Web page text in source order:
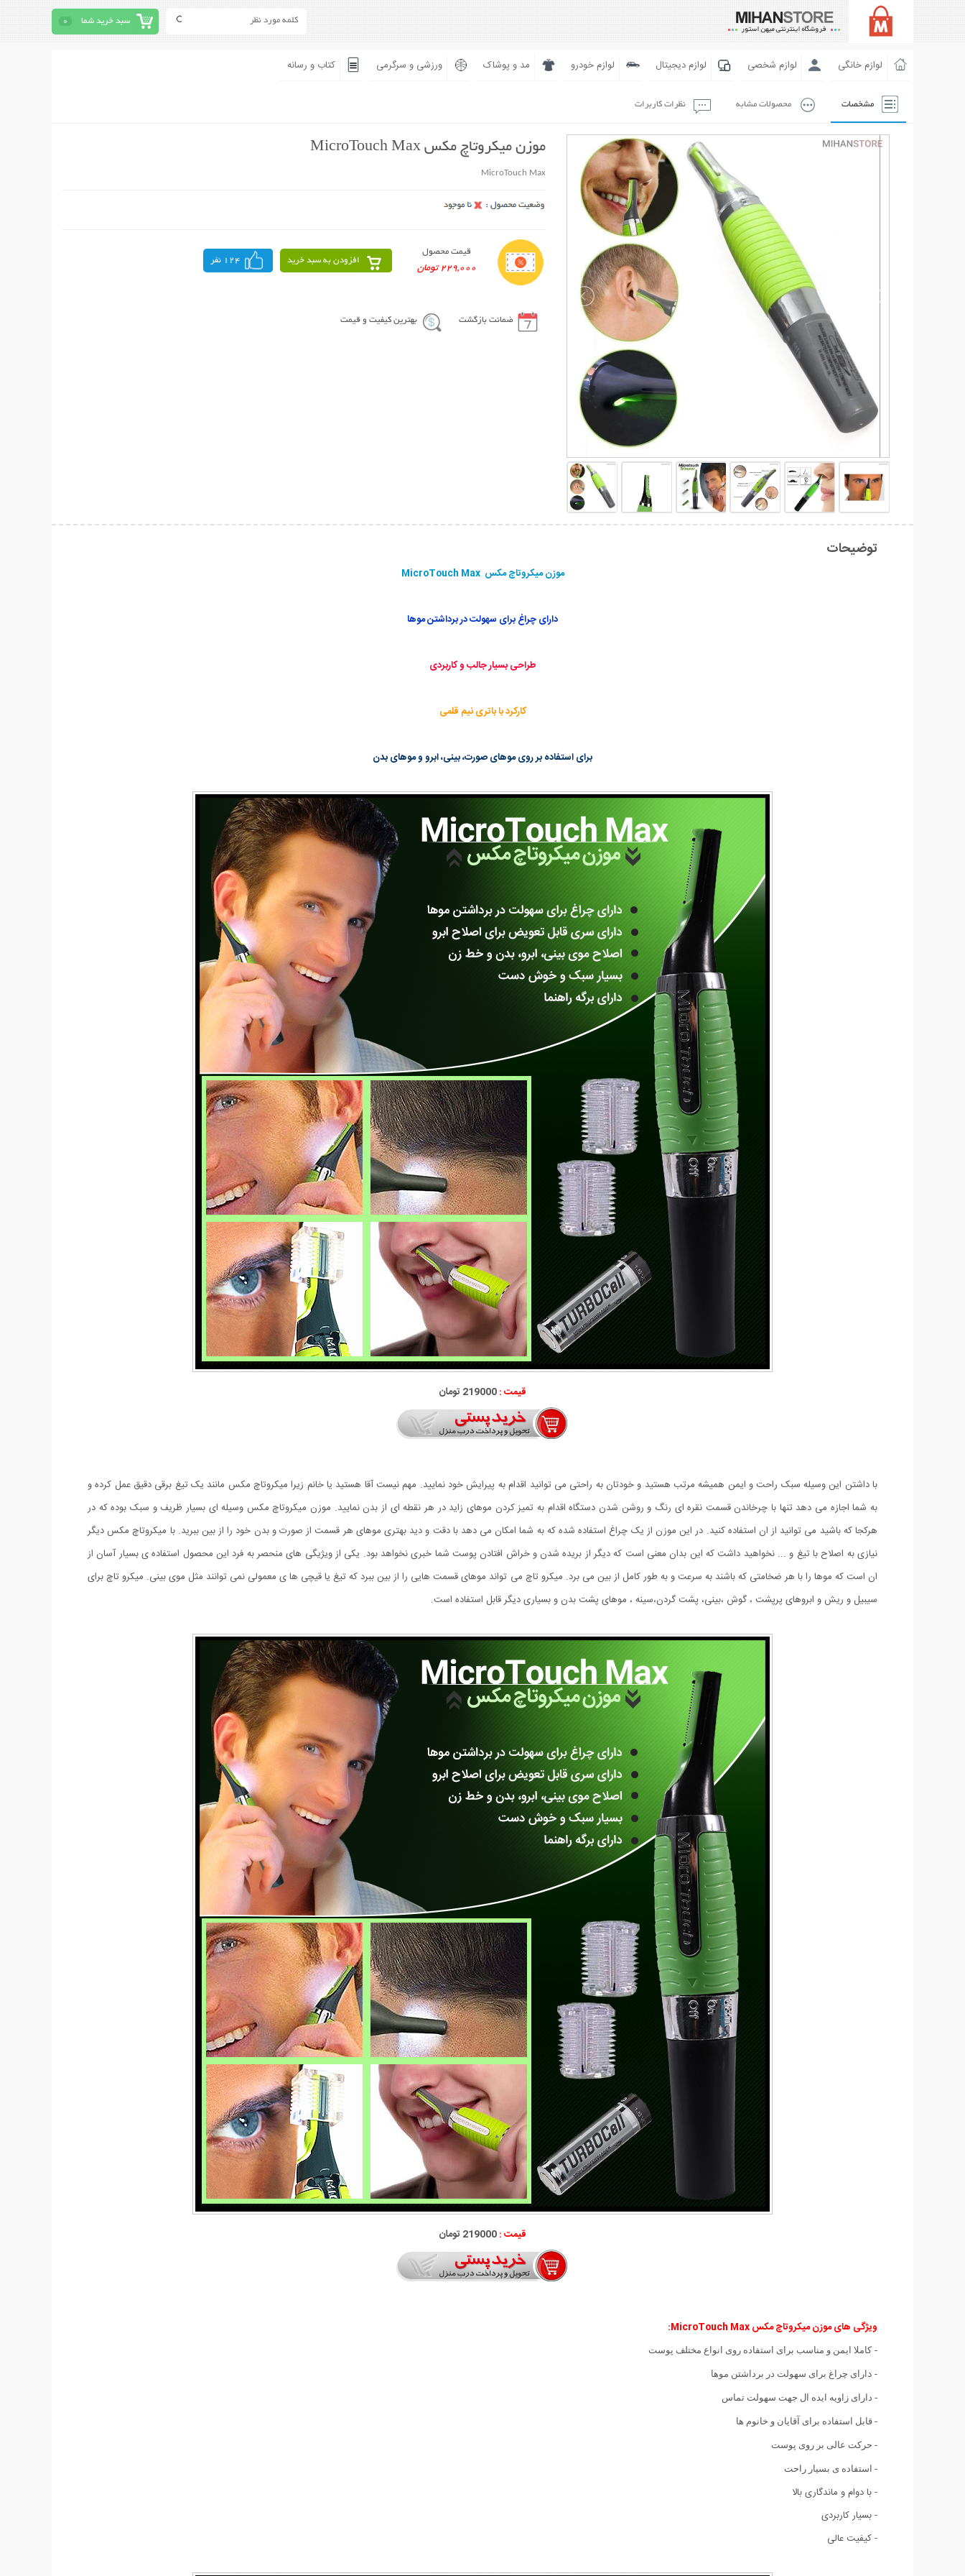
سبد خرید شما 0
لوازم خانگی لوازم شخصی لوازم دیجیتال لوازم خودرو مد و پوشاک ورزشی و سرگرمی کتاب و رسانه
مشخصات محصولات مشابه نظرات کاربرات
موزن میکروتاچ مکس MicroTouch Max
MicroTouch Max
قیمت محصول
229,000 تومان
افزودن به سبد خرید 124 نفر
ضمانت بازگشت بهترین کیفیت و قیمت
توضیحات
موزن میکروتاچ مکس MicroTouch Max
دارای چراغ برای سهولت در برداشتن موها
طراحی بسیار جالب و کاربردی
کارکرد با باتری نیم قلمی
برای استفاده بر روی موهای صورت، بینی، ابرو و موهای بدن
قیمت :219000 تومان
با داشتن این وسیله سبک راحت و ایمن همیشه مرتب هستید و خودتان به راحتی می توانید اقدام به پیرایش خود نمایید. مهم نیست آقا هستید یا خانم زیرا میکروتاچ مکس مانند یک تیغ برقی دقیق عمل کرده و
به شما اجازه می دهد تنها با چرخاندن قسمت نقره ای رنگ و روشن شدن دستگاه اقدام به تمیز کردن موهای زاید در هر نقطه ای از بدن نمایید. موزن میکروتاچ مکس وسیله ای بسیار ظریف و سبک بوده که در
هرکجا که باشید می توانید از ان استفاده کنید. در این موزن از یک چراغ استفاده شده که به شما امکان می دهد با دقت و دید بهتری موهای هر قسمت از صورت و بدن خود را از بین ببرید. با میکروتاچ مکس دیگر
نیازی به اصلاح با تیغ و ... نخواهید داشت که این بدان معنی است که دیگر از بریده شدن و خراش افتادن پوست شما خبری نخواهد بود. یکی از ویژیگی های منحصر به فرد این محصول استفاده ی بسیار آسان از
ان است که موها را با هر ضخامتی که باشند به سرعت و به طور کامل از بین می برد. میکرو تاچ می تواند موهای قسمت هایی را از بین ببرد که تیغ یا قیچی ها ی معمولی نمی توانند مثل موی بینی. میکرو تاچ برای
سیبیل و ریش و ابروهای پرپشت ، گوش ،بینی، پشت گردن،سینه ، موهای پشت بدن و بسیاری دیگر قابل استفاده است.
قیمت :219000 تومان
ویژگی های موزن میکروتاچ مکس MicroTouch Max
:
-کاملا ایمن و مناسب برای استفاده روی انواع مختلف پوست
- د ارای چراغ برای سهولت در برداشتن موها
- دارای زاویه ایده ال جهت سهولت تماس
- قابل استفاده برای آقایان و خانوم ها
- حرکت عالی بر روی پوست
- استفاده ی بسیار راحت
- با دوام و ماندگاری بالا
- بسیار کاربردی
- کیفیت عالی